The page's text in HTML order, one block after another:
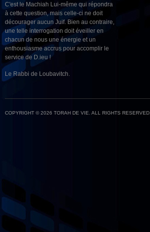
C'est le Machiah Lui-même qui répondra
à cette question, mais celle-ci ne doit
décourager aucun Juif. Bien au contraire,
une telle interrogation doit éveiller en
chacun de nous une énergie et un
enthousiasme accrus pour accomplir le
service de D.ieu !
Le Rabbi de Loubavitch.
COPYRIGHT © 2026 TORAH DE VIE. ALL RIGHTS RESERVED.